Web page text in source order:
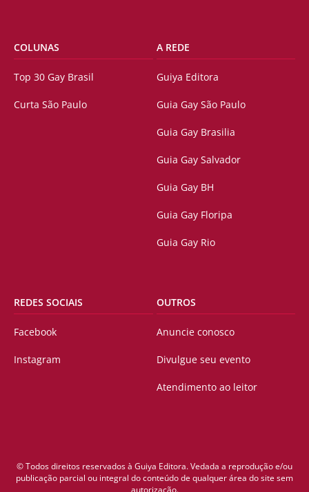
COLUNAS
Top 30 Gay Brasil
Curta São Paulo
A REDE
Guiya Editora
Guia Gay São Paulo
Guia Gay Brasilia
Guia Gay Salvador
Guia Gay BH
Guia Gay Floripa
Guia Gay Rio
REDES SOCIAIS
Facebook
Instagram
OUTROS
Anuncie conosco
Divulgue seu evento
Atendimento ao leitor
© Todos direitos reservados à Guiya Editora. Vedada a reprodução e/ou
publicação parcial ou integral do conteúdo de qualquer área do site sem